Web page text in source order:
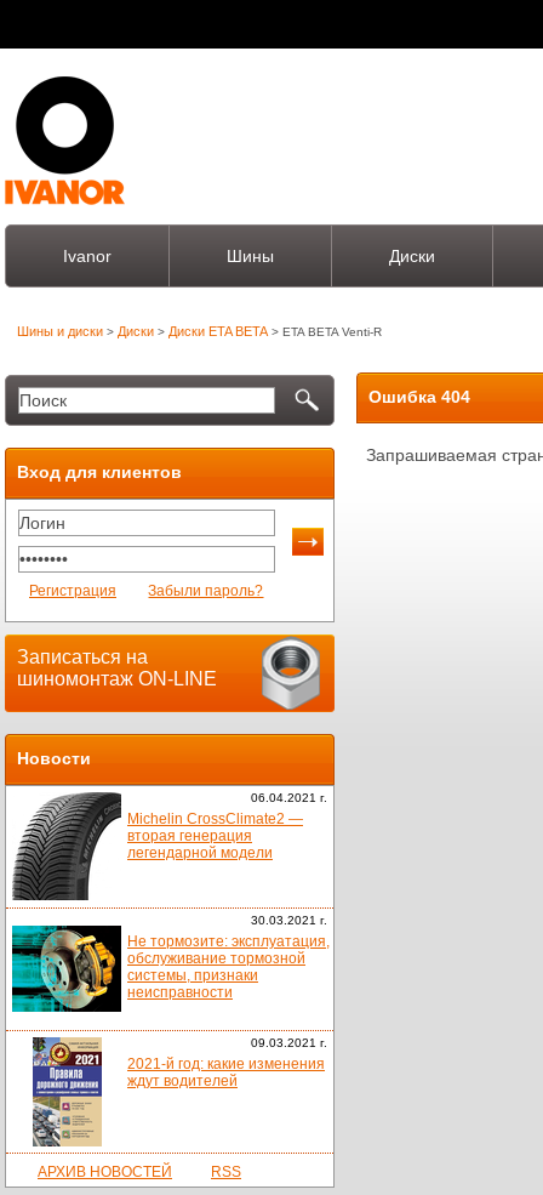
Ivanor Шины Диски
Шины и диски > Диски > Диски ETA BETA > ETA BETA Venti-R
Вход для клиентов
Регистрация Забыли пароль?
Записаться на
шиномонтаж ON-LINE
Новости
06.04.2021 г.
Michelin CrossClimate2 —
вторая генерация
легендарной модели
30.03.2021 г.
Не тормозите: эксплуатация,
обслуживание тормозной
системы, признаки
неисправности
09.03.2021 г.
2021-й год: какие изменения
ждут водителей
АРХИВ НОВОСТЕЙ RSS
Ошибка 404
Запрашиваемая